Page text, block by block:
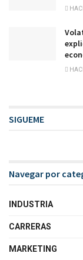
SIGUEME
Navegar por
INDUSTRIA
CARRERAS
MARKETING